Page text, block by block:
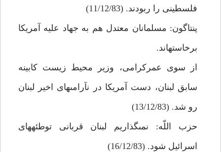
فلسطينى را ربودند. (11/12/83)
پنتاگون: مسلمانان معتدل هم به جهاد عليه آمريكا
برخاسته‏اند.
از سوى عمركرامى، وزير محيط زيست كابينه
سابق لبنان، دست آمريكا در نآرامى‏هاى اخير لبنان
رو شد. (13/12/83)
حزب اللّه: نمى‏گذاريم لبنان قربانى توطئه‏هاى
اسرائيل شود. (16/12/83)